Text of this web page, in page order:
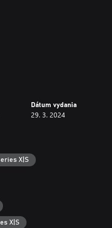
Dátum vydania
29. 3. 2024
X|S
X|S